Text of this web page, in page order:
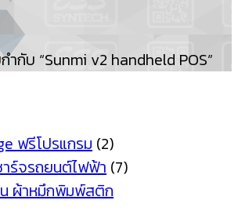
ำกับ “Sunmi v2 handheld POS”
ฟรีโปรแกรม (2)
ร์จรถยนต์ไฟฟ้า (7)
ผ้าหมึกพิมพ์สติก